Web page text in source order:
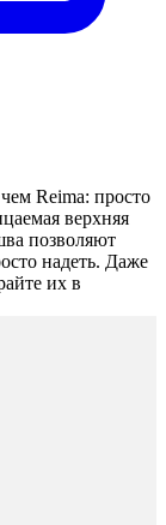
Reima: просто
верхняя
позволяют
надеть. Даже
их в